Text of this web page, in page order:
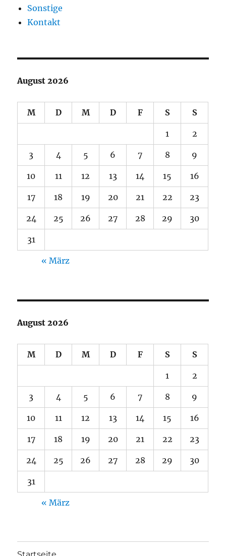
Sonstige
Kontakt
August 2026
M D M D F S S
1 2
3 4 5 6 7 8 9
10 11 12 13 14 15 16
17 18 19 20 21 22 23
24 25 26 27 28 29 30
31
« März
August 2026
M D M D F S S
1 2
3 4 5 6 7 8 9
10 11 12 13 14 15 16
17 18 19 20 21 22 23
24 25 26 27 28 29 30
31
« März
Startseite